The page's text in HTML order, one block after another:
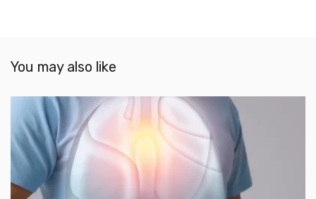
You may also like